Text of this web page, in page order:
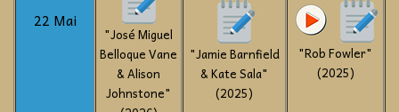
22 Mai
"José Miguel
Belloque Vane
& Alison
Johnstone"
"Jamie Barnfield
& Kate Sala"
(2025)
"Rob Fowler"
(2025)